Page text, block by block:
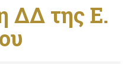
ΔΔ της Ε.